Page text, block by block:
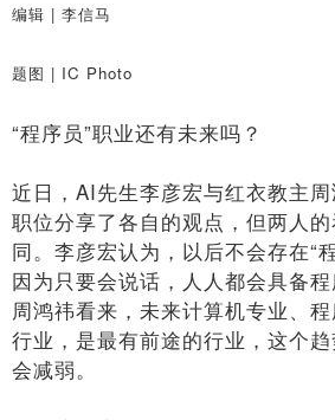
编辑 | 李信马
题图 | IC Photo
“程序员”职业还有未来吗？
近日，AI先生李彦宏与红衣教主周
职位分享了各自的观点，但两人
同。李彦宏认为，以后不会存在“
因为只要会说话，人人都会具备
周鸿祎看来，未来计算机专业、
行业，是最有前途的行业，这个
会减弱。